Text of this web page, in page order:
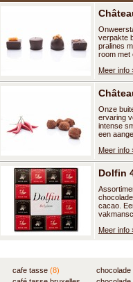
verpakte
pralines
room met
Meer info
Onze
ervaring
intense
een
Meer info
Dolfin
cacao.
Meer info
cafe tasse (8)